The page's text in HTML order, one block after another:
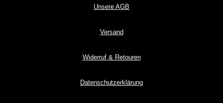
Unsere AGB
Versand
Widerruf & Retouren
Datenschutzerklärung